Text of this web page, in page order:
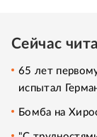
Сейчас
65 лет
испытал
Бомба на